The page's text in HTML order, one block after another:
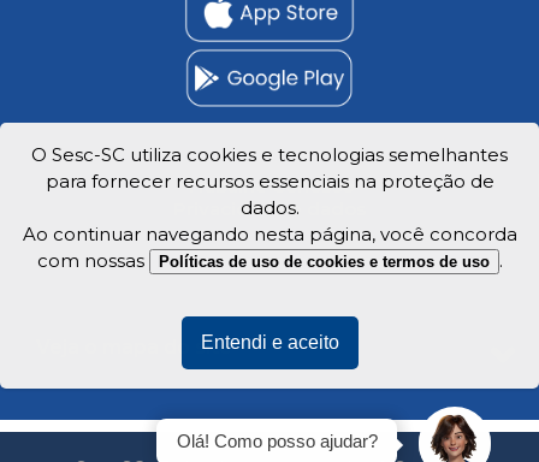
Trabalhe Conosco
Privacidade e dados
Veja o mapa do site
O Sesc-SC utiliza cookies e tecnologias semelhantes
para fornecer recursos essenciais na proteção de
dados.
Ao continuar navegando nesta página, você concorda
com nossas
Políticas de uso de cookies e termos de uso .
Entendi e aceito
Olá! Como posso ajudar?